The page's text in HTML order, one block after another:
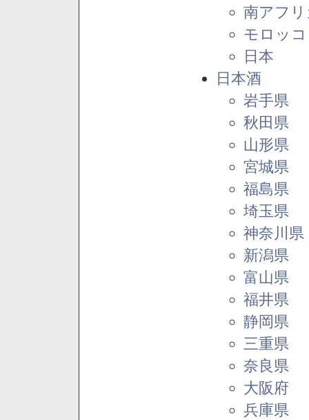
南アフ
モロッコ
日本
日本酒
岩手県
秋田県
山形県
宮城県
福島県
埼玉県
神奈川県
新潟県
富山県
福井県
静岡県
三重県
奈良県
大阪府
兵庫県